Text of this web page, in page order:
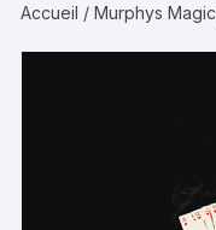
Accueil /Murphys Magic